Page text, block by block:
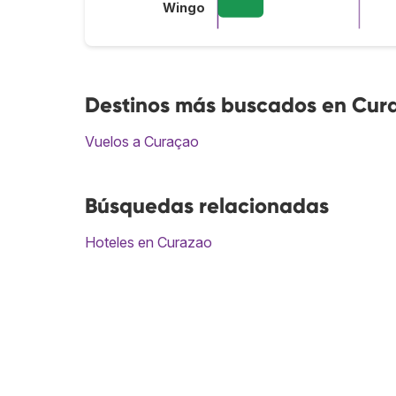
Wingo
Destinos más buscados en
Vuelos a Curaçao
Búsquedas relacionadas
Hoteles en Curazao